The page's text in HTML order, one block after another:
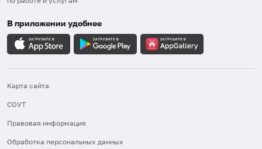
В приложении удобнее
Карта сайта
СОУТ
Правовая информация
Обработка персональных данных